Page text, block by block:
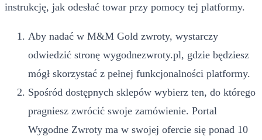
instrukcję, jak odesłać towar przy pomocy tej platformy.
Aby nadać w M&M Gold zwroty, wystarczy
odwiedzić stronę wygodnezwroty.pl, gdzie będziesz
mógł skorzystać z pełnej funkcjonalności platformy.
Spośród dostępnych sklepów wybierz ten, do którego
pragniesz zwrócić swoje zamówienie. Portal
Wygodne Zwroty ma w swojej ofercie się ponad 10